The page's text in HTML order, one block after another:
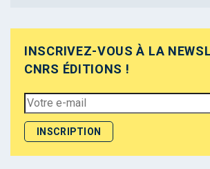
INSCRIVEZ-VOUS À LA
CNRS ÉDITIONS !